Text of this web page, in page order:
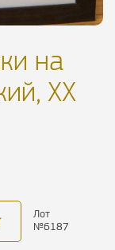
на
ХХ
Лот
№6187